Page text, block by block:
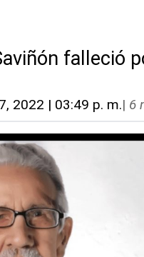
falleció
2022 | 03:49 p. m.| 6